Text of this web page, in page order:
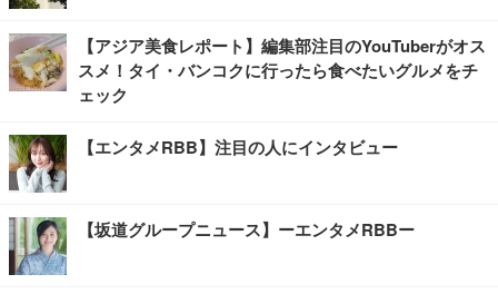
【アジア美食レポート】編集部注目のYouTuberがオス
スメ！タイ・バンコクに行ったら食べたいグルメをチ
ェック
【エンタメRBB】注目の人にインタビュー
【坂道グループニュース】ーエンタメRBBー